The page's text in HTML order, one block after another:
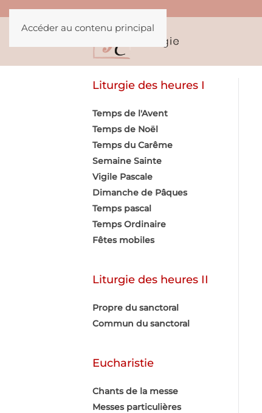
Accéder au contenu principal
Liturgie des heures I
Temps de l'Avent
Temps de Noël
Temps du Carême
Semaine Sainte
Vigile Pascale
Dimanche de Pâques
Temps pascal
Temps Ordinaire
Fêtes mobiles
Liturgie des heures II
Propre du sanctoral
Commun du sanctoral
Eucharistie
Chants de la messe
Messes particulières